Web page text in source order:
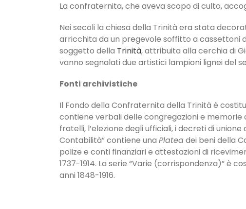
La confraternita, che aveva scopo di culto,
Nei secoli la chiesa della Trinità era stata
arricchita da un pregevole soffitto a cassettoni
soggetto della Trinità, attribuita alla cerchia di
vanno segnalati due artistici lampioni lignei del
Fonti archivistiche
Il Fondo della Confraternita della Trinità è
contiene verbali delle congregazioni e memorie
fratelli, l’elezione degli ufficiali, i decreti di
Contabilità” contiene una Plateadei beni della
polize e conti finanziari e attestazioni di
1737-1914. La serie “Varie (corrispondenza)”
anni 1848-1916.